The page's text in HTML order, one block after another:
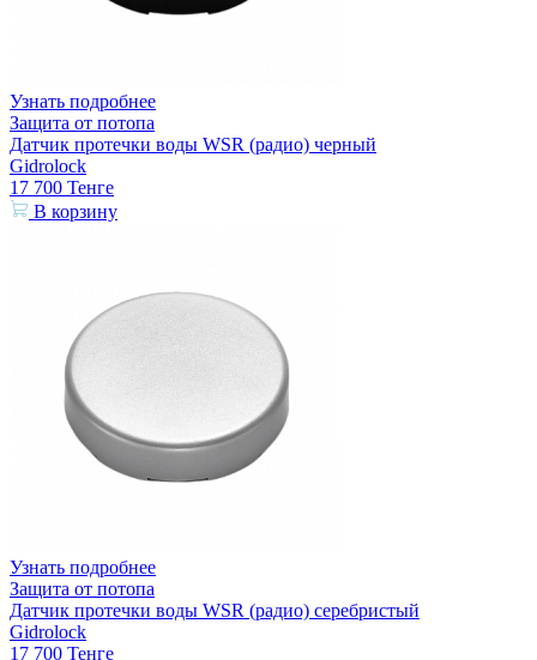
Узнать подробнее
Защита от потопа
Датчик протечки воды WSR (радио) черный
Gidrolock
17 700 Тенге
В корзину
Узнать подробнее
Защита от потопа
Датчик протечки воды WSR (радио) серебристый
Gidrolock
17 700 Тенге